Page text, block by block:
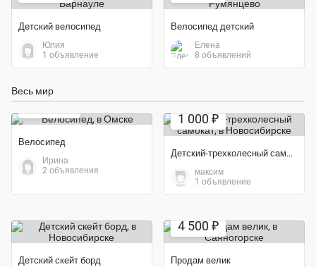
Детский велосипед
Юлия
1 объявление
Велосипед детский
Елена
8 объявлений
Весь мир
Велосипед
Ирина
2 объявления
1 000 ₽
Детский-трехколесный самокат
максим
1 объявление
Детский скейт борд
4 500 ₽
Продам велик